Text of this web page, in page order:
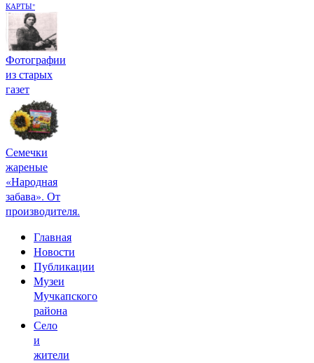
КАРТЫ"
Фотографии
из старых
газет
Семечки
жареные
«Народная
забава». От
производителя.
Главная
Новости
Публикации
Музеи
Мучкапского
района
Село
и
жители